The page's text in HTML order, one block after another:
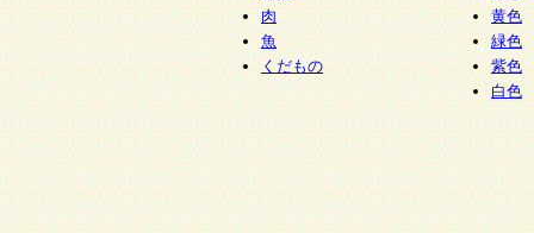
肉
魚
くだもの
黄色
緑色
紫色
白色